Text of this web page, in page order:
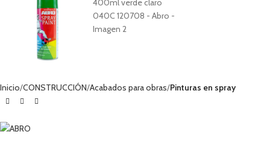
Inicio CONSTRUCCIÓN Acabados para obras Pinturas en spray